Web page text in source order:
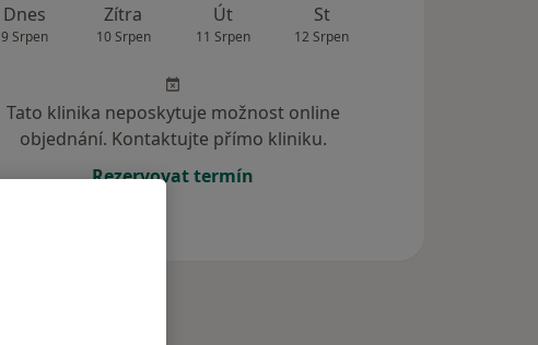
Dnes
9 Srpen
Zítra
10 Srpen
Út
11 Srpen
St
12 Srpen
Tato klinika neposkytuje možnost online
objednání. Kontaktujte přímo kliniku.
Rezervovat termín